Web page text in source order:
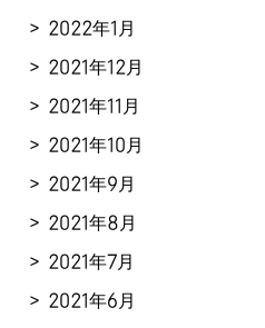
2022年1月
2021年12月
2021年11月
2021年10月
2021年9月
2021年8月
2021年7月
2021年6月